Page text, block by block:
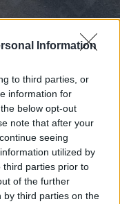
Information
to third parties, or
information for
below opt-out
note that after your
seeing
utilized by
third parties prior to
of the further
by third parties on the
Ψάθα: Κρίσιμο
του